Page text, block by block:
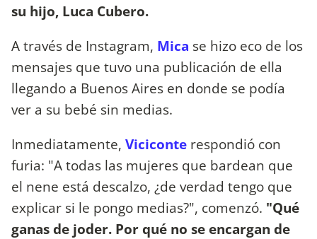
su hijo, Luca Cubero.
A través de Instagram, Mica se hizo eco de los
mensajes que tuvo una publicación de ella
llegando a Buenos Aires en donde se podía
ver a su bebé sin medias.
Inmediatamente, Viciconte respondió con
furia: "A todas las mujeres que bardean que
el nene está descalzo, ¿de verdad tengo que
explicar si le pongo medias?", comenzó. "Qué
ganas de joder. Por qué no se encargan de